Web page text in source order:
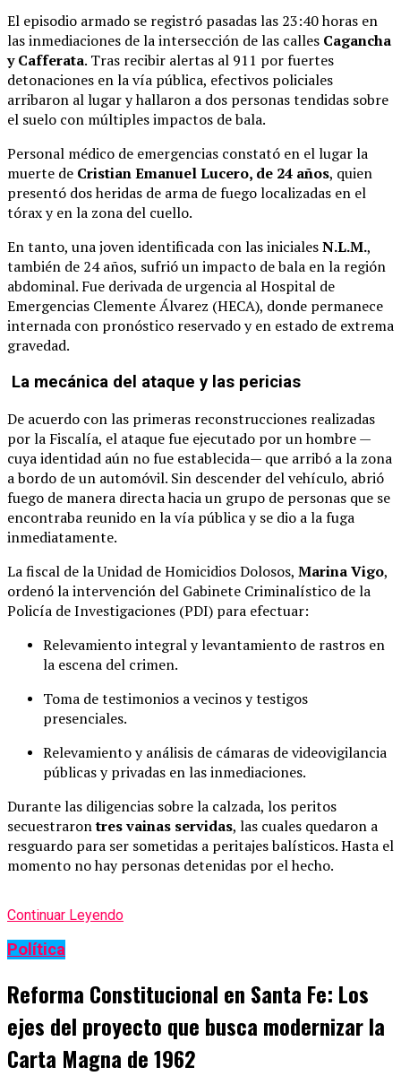
El episodio armado se registró pasadas las 23:40 horas en
las inmediaciones de la intersección de las calles Cagancha
y Cafferata. Tras recibir alertas al 911 por fuertes
detonaciones en la vía pública, efectivos policiales
arribaron al lugar y hallaron a dos personas tendidas sobre
el suelo con múltiples impactos de bala.
Personal médico de emergencias constató en el lugar la
muerte de Cristian Emanuel Lucero, de 24 años, quien
presentó dos heridas de arma de fuego localizadas en el
tórax y en la zona del cuello.
En tanto, una joven identificada con las inicialesN.L.M.,
también de 24 años, sufrió un impacto de bala en la región
abdominal. Fue derivada de urgencia al Hospital de
Emergencias Clemente Álvarez (HECA), donde permanece
internada con pronóstico reservado y en estado de extrema
gravedad.
La mecánica del ataque y las pericias
De acuerdo con las primeras reconstrucciones realizadas
por la Fiscalía, el ataque fue ejecutado por un hombre —
cuya identidad aún no fue establecida— que arribó a la zona
a bordo de un automóvil. Sin descender del vehículo, abrió
fuego de manera directa hacia un grupo de personas que se
encontraba reunido en la vía pública y se dio a la fuga
inmediatamente.
La fiscal de la Unidad de Homicidios Dolosos, Marina Vigo,
ordenó la intervención del Gabinete Criminalístico de la
Policía de Investigaciones (PDI) para efectuar:
Relevamiento integral y levantamiento de rastros en
la escena del crimen.
Toma de testimonios a vecinos y testigos
presenciales.
Relevamiento y análisis de cámaras de videovigilancia
públicas y privadas en las inmediaciones.
Durante las diligencias sobre la calzada, los peritos
secuestrarontres vainas servidas, las cuales quedaron a
resguardo para ser sometidas a peritajes balísticos. Hasta el
momento no hay personas detenidas por el hecho.
Continuar Leyendo
Política
Reforma Constitucional en Santa Fe: Los
ejes del proyecto que busca modernizar la
Carta Magna de 1962